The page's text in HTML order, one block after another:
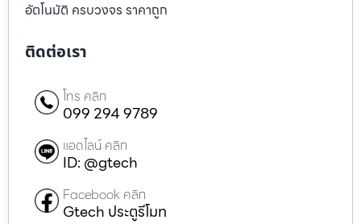
อัตโนมัติ ครบวงจร ราคาถูก
ติดต่อเรา
โทร คลิก
099 294 9789
แอดไลน์ คลิก
ID: @gtech
Facebook คลิก
Gtech ประตูรีโมท